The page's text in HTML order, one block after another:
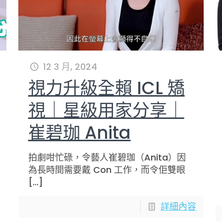
12 3 月, 2024
視力升級全賴 ICL 矯
視｜星級用家分享｜
崔碧珈 Anita
拍劇咁忙碌，令藝人崔碧珈（Anita）因
為長時間需要戴 Con 工作，而令佢雙眼
[…]
詳細內容